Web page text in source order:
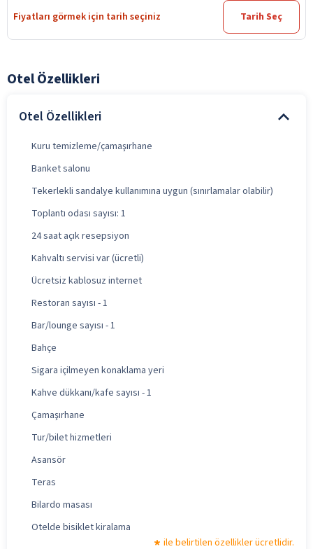
Fiyatları görmek için tarih seçiniz Tarih Seç
Otel Özellikleri
Otel Özellikleri
Kuru temizleme/çamaşırhane
Banket salonu
Tekerlekli sandalye kullanımına uygun (sınırlamalar olabilir)
Toplantı odası sayısı: 1
24 saat açık resepsiyon
Kahvaltı servisi var (ücretli)
Ücretsiz kablosuz internet
Restoran sayısı - 1
Bar/lounge sayısı - 1
Bahçe
Sigara içilmeyen konaklama yeri
Kahve dükkanı/kafe sayısı - 1
Çamaşırhane
Tur/bilet hizmetleri
Asansör
Teras
Bilardo masası
Otelde bisiklet kiralama
ile belirtilen özellikler ücretlidir.